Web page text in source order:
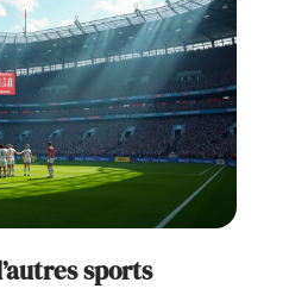
sports